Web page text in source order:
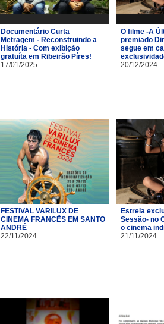
Documentário Curta
Metragem - Reconstruindo a
História - Com exibição
gratuíta em Ribeirão Píres!
17/01/2025
O filme -A
premiado
segue em
20/12/2024
FESTIVAL VARILUX DE
CINEMA FRANCÊS EM SANTO
ANDRÉ
22/11/2024
Estreia
Sessão- no
o cinema
21/11/2024